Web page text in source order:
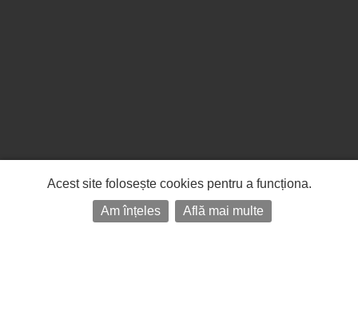
Acest site folosește cookies pentru a funcționa.
Am înțeles
Află mai multe